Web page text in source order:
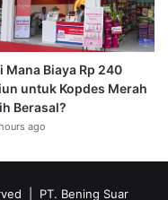
Mana Biaya Rp 240
untuk Kopdes Merah
Berasal?
ago
| PT. Bening Suar